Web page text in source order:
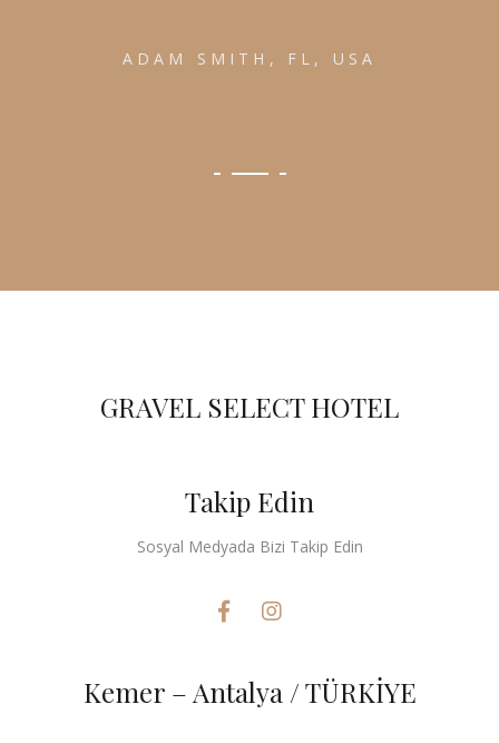
ADAM SMITH, FL, USA
GRAVEL SELECT HOTEL
Takip Edin
Sosyal Medyada Bizi Takip Edin
Kemer – Antalya / TÜRKİYE